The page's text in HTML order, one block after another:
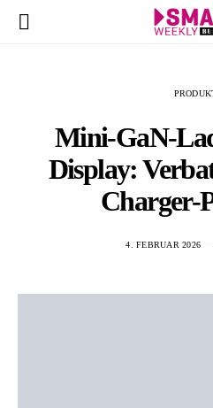
Mini-GaN-
Display:
Charger-
4. FEBRUAR 2026